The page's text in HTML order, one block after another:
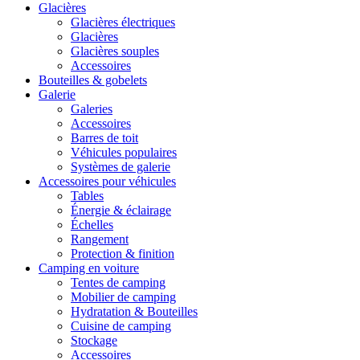
Glacières
Glacières électriques
Glacières
Glacières souples
Accessoires
Bouteilles & gobelets
Galerie
Galeries
Accessoires
Barres de toit
Véhicules populaires
Systèmes de galerie
Accessoires pour véhicules
Tables
Énergie & éclairage
Échelles
Rangement
Protection & finition
Camping en voiture
Tentes de camping
Mobilier de camping
Hydratation & Bouteilles
Cuisine de camping
Stockage
Accessoires